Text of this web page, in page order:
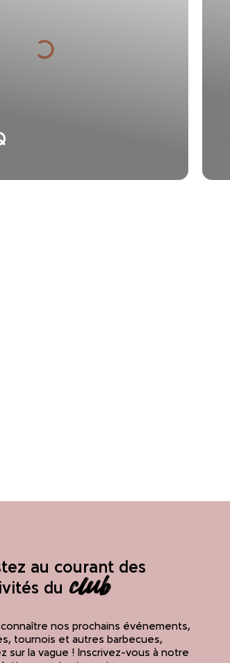
au courant des
du club
nos prochains événements,
tournois et autres barbecues,
sur la vague ! Inscrivez-vous à notre